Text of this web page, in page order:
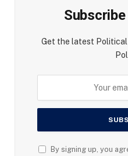
Get the latest
By signing up, you